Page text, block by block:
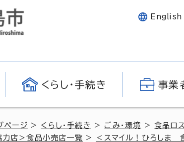
English
くらし・手続き 事業
ページ > くらし・手続き > ごみ・環境 >食品ロ
店＞食品小売店一覧 > ＜スマイル！ひろしま